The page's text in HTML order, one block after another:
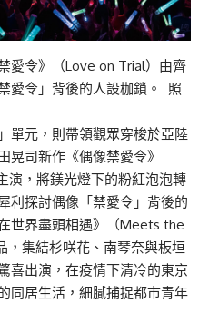
愛令》（Love on Trial）由齊
愛令」背後的人設枷鎖。 照
單元，則帶領觀眾穿梭於亞陸
晃司新作《偶像禁愛令》
演，將鎂光燈下的粉紅泡泡轉
利探討偶像「禁愛令」背後的
世界盡頭相遇》（Meets the
集結杉咲花、南琴奈與板垣
喜出演，在疫情下清冷的東京
同居生活，細膩捕捉都市青年